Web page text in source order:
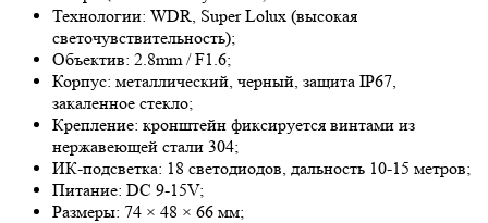
Технологии: WDR, Super Lolux (высокая
светочувствительность);
Объектив: 2.8mm / F1.6;
Корпус: металлический, черный, защита IP67,
закаленное стекло;
Крепление: кронштейн фиксируется винтами из
нержавеющей стали 304;
ИК-подсветка: 18 светодиодов, дальность 10-15 метров;
Питание: DC 9-15V;
Размеры: 74 × 48 × 66 мм;